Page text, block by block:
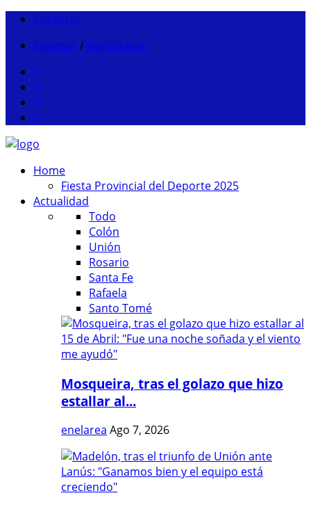
Contacto
Ingresar / Registrarse
Home
Fiesta Provincial del Deporte 2025
Actualidad
Todo
Colón
Unión
Rosario
Santa Fe
Rafaela
Santo Tomé
Mosqueira, tras el golazo que hizo
estallar al...
enelarea Ago 7, 2026